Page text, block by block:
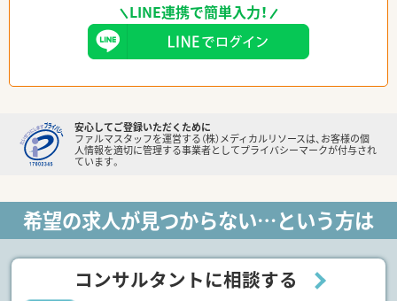
LINE連携で簡単入力！
安心してご登録いただくために
ファルマスタッフを運営する（株）メディカルリソースは、お客様の個
人情報を適切に管理する事業者としてプライバシーマークが付与され
ています。
希望の求人が見つからない…という方は
コンサルタントに相談する